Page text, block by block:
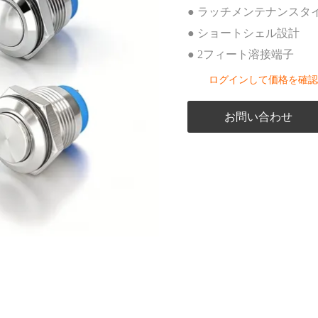
タンアクセサリー
● ラッチメンテナンスタ
● ショートシェル設計
● 2フィート溶接端子
ログインして価格を確認
お問い合わせ